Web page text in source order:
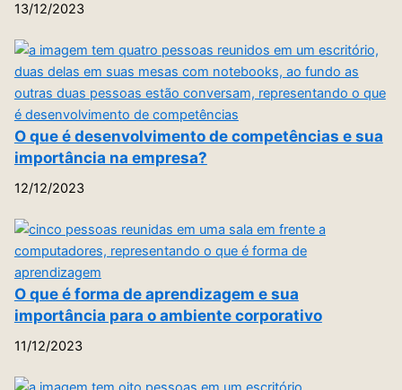
13/12/2023
O que é desenvolvimento de competências e sua
importância na empresa?
12/12/2023
O que é forma de aprendizagem e sua
importância para o ambiente corporativo
11/12/2023